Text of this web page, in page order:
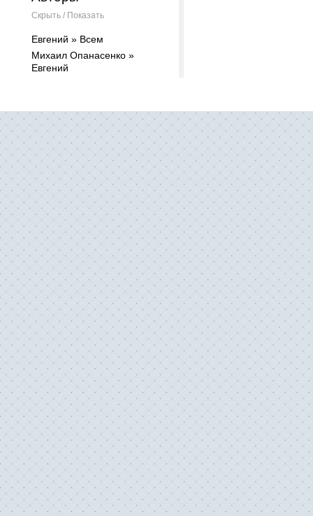
Скрыть / Показать
Евгений » Всем
Михаил Опанасенко »
Евгений